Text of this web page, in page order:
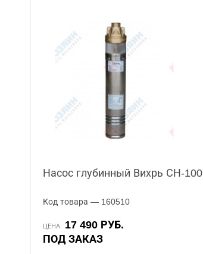
Насос глубинный Вихрь СН-100
Код товара — 160510
ЦЕНА
17 490 РУБ.
ПОД ЗАКАЗ